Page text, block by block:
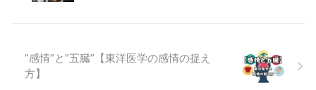
”感情”と”五臓”【東洋医学の感情の捉え
方】